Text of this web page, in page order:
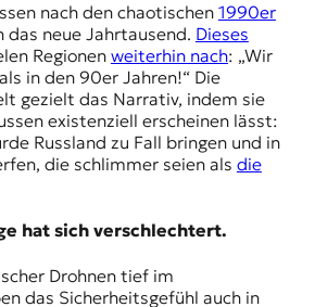
nach den chaotischen 1990er
neue Jahrtausend. Dieses
Regionen weiterhin nach: „Wir
in den 90er Jahren!“ Die
gezielt das Narrativ, indem sie
existenziell erscheinen lässt:
Russland zu Fall bringen und in
die schlimmer seien als die
hat sich verschlechtert.
Drohnen tief im
das Sicherheitsgefühl auch in